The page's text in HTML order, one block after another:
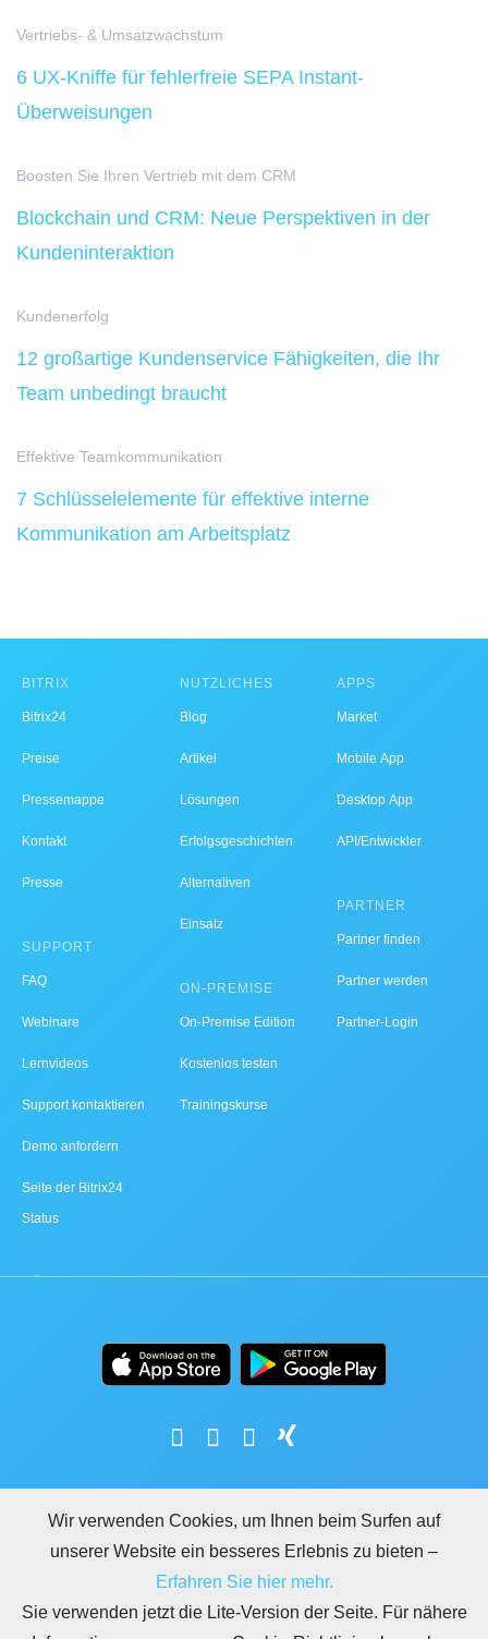
Vertriebs- & Umsatzwachstum
6 UX-Kniffe für fehlerfreie SEPA Instant-
Überweisungen
Boosten Sie Ihren Vertrieb mit dem CRM
Blockchain und CRM: Neue Perspektiven in der
Kundeninteraktion
Kundenerfolg
12 großartige Kundenservice Fähigkeiten, die Ihr
Team unbedingt braucht
Effektive Teamkommunikation
7 Schlüsselelemente für effektive interne
Kommunikation am Arbeitsplatz
BITRIX
Bitrix24
Preise
Pressemappe
Kontakt
Presse
SUPPORT
FAQ
Webinare
Lernvideos
Support kontaktieren
Demo anfordern
Seite der Bitrix24
Status
NÜTZLICHES
Blog
Artikel
Lösungen
Erfolgsgeschichten
Alternativen
Einsatz
ON-PREMISE
On-Premise Edition
Kostenlos testen
Trainingskurse
APPS
Market
Mobile App
Desktop App
API/Entwickler
PARTNER
Partner finden
Partner werden
Partner-Login
MISSBRAUCH MELDEN
REGELN FÜR BITRIX24.WEBSITES
Copyright © 2026 Bitrix24
Wir verwenden Cookies, um Ihnen beim Surfen auf
unserer Website ein besseres Erlebnis zu bieten –
Erfahren Sie hier mehr.
Sie verwenden jetzt die Lite-Version der Seite. Für nähere